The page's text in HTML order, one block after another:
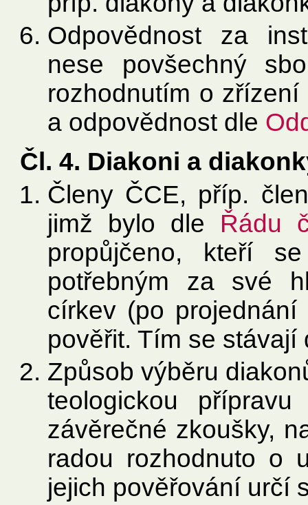
Odpovědnost za
nese povšechný
rozhodnutím o
a odpovědnost dle
Čl. 4. Diakoni a
Členy ČCE, příp.
jimž bylo dle Řádu
propůjčeno, kteří
potřebným za své
církev (po
pověřit. Tím se
Způsob výběru
teologickou
závěrečné zkoušky,
radou rozhodnuto o
jejich pověřování určí